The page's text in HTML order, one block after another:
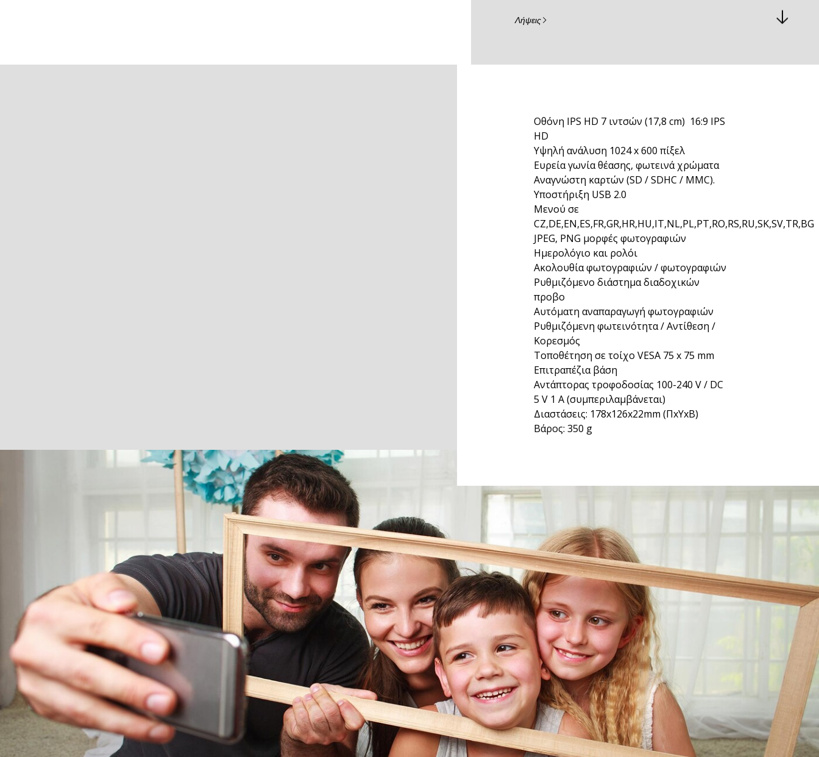
Λήψεις
Οθόνη IPS HD 7 ιντσών (17,8 cm) 16:9 IPS
HD
Υψηλή ανάλυση 1024 x 600 πίξελ
Ευρεία γωνία θέασης, φωτεινά χρώματα
Αναγνώστη καρτών (SD / SDHC / MMC).
Υποστήριξη USB 2.0
Μενού σε
CZ,DE,EN,ES,FR,GR,HR,HU,IT,NL,PL,PT,RO,RS,RU,SK,SV,TR,BG
JPEG, PNG μορφές φωτογραφιών
Ημερολόγιο και ρολόι
Ακολουθία φωτογραφιών / φωτογραφιών
Ρυθμιζόμενο διάστημα διαδοχικών
προβο
Αυτόματη αναπαραγωγή φωτογραφιών
Ρυθμιζόμενη φωτεινότητα / Αντίθεση /
Κορεσμός
Τοποθέτηση σε τοίχο VESA 75 x 75 mm
Επιτραπέζια βάση
Αντάπτορας τροφοδοσίας 100-240 V / DC
5 V 1 A (συμπεριλαμβάνεται)
Διαστάσεις: 178x126x22mm (ΠxΥxΒ)
Βάρος: 350 g